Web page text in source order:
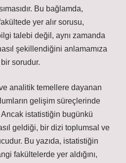
Bu bağlamda,
yer alır sorusu,
talebi değil, aynı zamanda
şekillendiğini anlamamıza
sorudur.
analitik temellere dayanan
gelişim süreçlerinde
istatistiğin bugünkü
geldiği, bir dizi toplumsal ve
Bu yazıda, istatistiğin
fakültelerde yer aldığını,